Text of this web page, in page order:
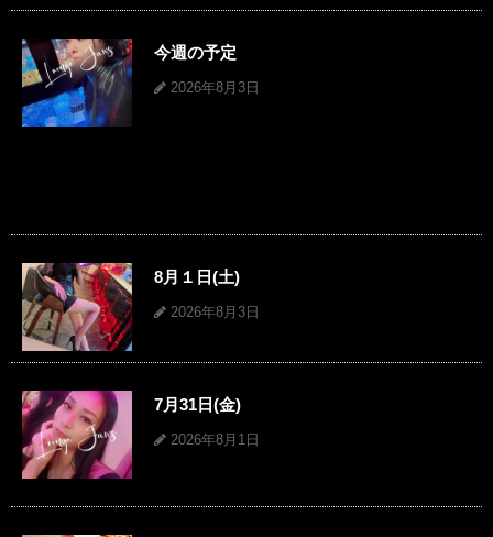
今週の予定
2026年8月3日
8月１日(土)
2026年8月3日
7月31日(金)
2026年8月1日